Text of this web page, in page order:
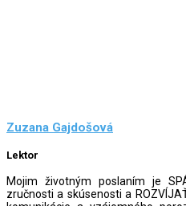
Zuzana Gajdošová
Lektor
Mojim životným poslaním je
zručnosti a skúsenosti a